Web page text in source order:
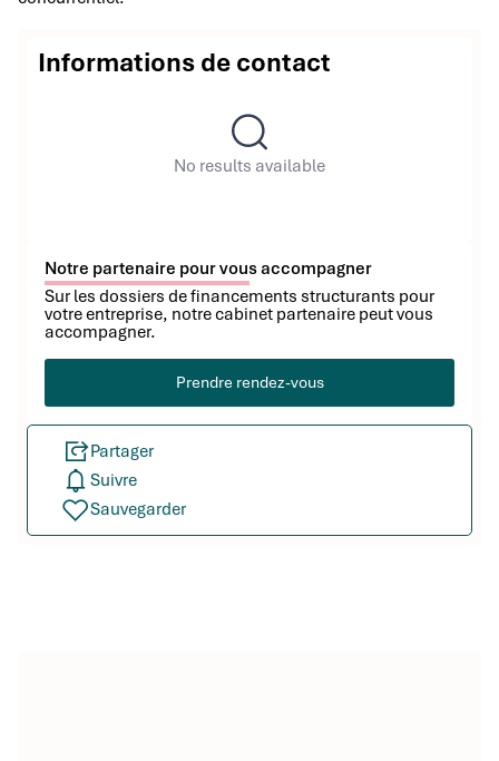
Informations de contact
No results available
Notre partenaire pour vous accompagner
Sur les dossiers de financements structurants pour
votre entreprise, notre cabinet partenaire peut vous
accompagner.
Prendre rendez-vous
Partager
Suivre
Sauvegarder